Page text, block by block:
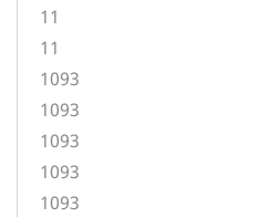
11
11
1093
1093
1093
1093
1093